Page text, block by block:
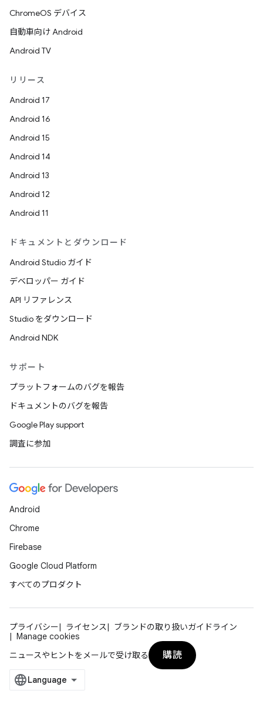
ChromeOS デバイス
自動車向け Android
Android TV
リリース
Android 17
Android 16
Android 15
Android 14
Android 13
Android 12
Android 11
ドキュメントとダウンロード
Android Studio ガイド
デベロッパー ガイド
API リファレンス
Studio をダウンロード
Android NDK
サポート
プラットフォームのバグを報告
ドキュメントのバグを報告
Google Play support
調査に参加
Android
Chrome
Firebase
Google Cloud Platform
すべてのプロダクト
プライバシー ライセンス
ブランドの取り扱いガイドライン
Manage cookies
ニュースやヒントをメールで受け取る
購読